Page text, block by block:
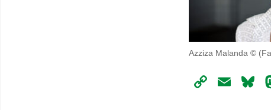
Azziza Malanda ©
Copy